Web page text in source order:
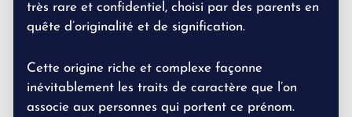
très rare et confidentiel, choisi par des parents en
quête d’originalité et de signification.
Cette origine riche et complexe façonne
inévitablement les traits de caractère que l’on
associe aux personnes qui portent ce prénom.